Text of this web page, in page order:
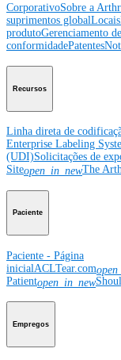
CorporativoSobre a
suprimentos globalLocais
produtoGerenciamento
conformidadePatentes
Recursos
Linha direta de
Enterprise Labeling
(UDI)Solicitações de
Siteopen_in_newThe
Paciente
Paciente - Página
inicialACLTear.com
Patientopen_in_new
Empregos